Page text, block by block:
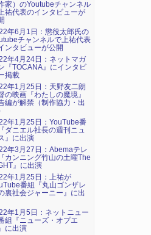
作家）のYoutubeチャンネル
祐代表のインタビューが
年6月1日：懲役太郎氏の
チャンネルで上祐代表
ンタビューが公開
年4月24日：ネットマガ
『TOCANA』にインタビ
掲載
年1月25日：天野友二朗
の映画『わたしの魔境』
編が解禁（制作協力・出
年1月25日：YouTube番
ダニエル社長の週刊ニュ
』に出演
年3月27日：Abemaテレ
カンニング竹山の土曜The
』に出演
年1月25日：上祐が
番組『丸山ゴンザレ
裏社会ジャーニー』に出
年1月5日：ネットニュー
組『ニューズ・オプエ
に出演